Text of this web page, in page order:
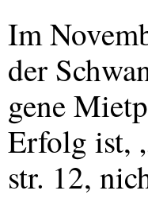
Im
der
gene
Erfolg ist,
str. 12,